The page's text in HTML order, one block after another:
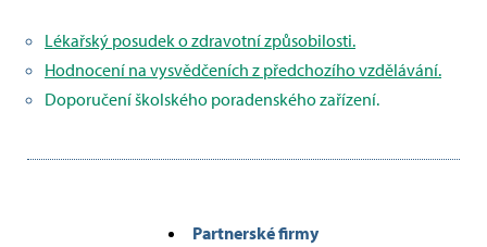
Lékařský posudek o zdravotní způsobilosti.
Hodnocení na vysvědčeních z předchozího vzdělávání.
Doporučení školského poradenského zařízení.
Partnerské firmy